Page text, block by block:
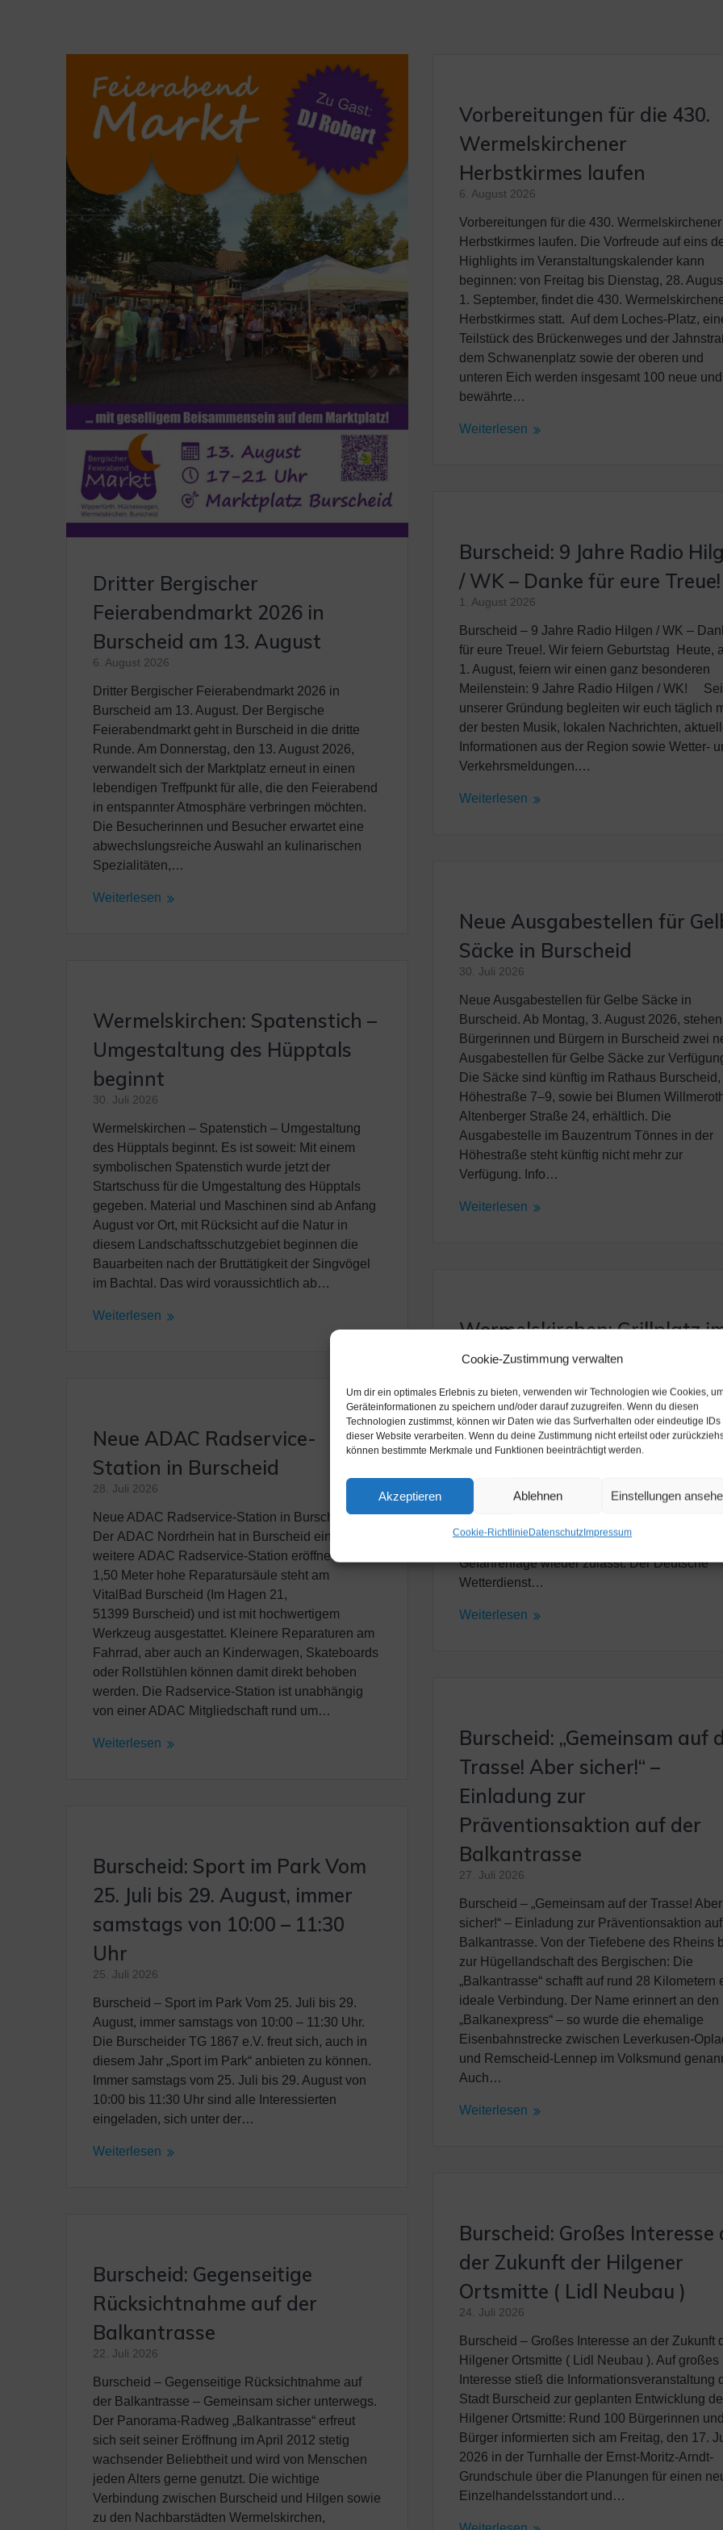
Cookie-Zustimmung verwalten
Um dir ein optimales Erlebnis zu bieten, verwenden wir Technologien wie Cookies,
Geräteinformationen zu speichern und/oder darauf zuzugreifen. Wenn du diesen
Technologien zustimmst, können wir Daten wie das Surfverhalten oder eindeutige IDs
dieser Website verarbeiten. Wenn du deine Zustimmung nicht erteilst oder
können bestimmte Merkmale und Funktionen beeinträchtigt werden.
Akzeptieren Ablehnen Einstellungen
Cookie-RichtlinieDatenschutzImpressum
Dritter Bergischer
Feierabendmarkt 2026 in
Burscheid am 13. August
6. August 2026
Dritter Bergischer Feierabendmarkt 2026 in
Burscheid am 13. August. Der Bergische
Feierabendmarkt geht in Burscheid in die dritte
Runde. Am Donnerstag, den 13. August 2026,
verwandelt sich der Marktplatz erneut in einen
lebendigen Treffpunkt für alle, die den Feierabend
in entspannter Atmosphäre verbringen möchten.
Die Besucherinnen und Besucher erwartet eine
abwechslungsreiche Auswahl an kulinarischen
Spezialitäten,…
Weiterlesen
Vorbereitungen für die 430.
Wermelskirchener
Herbstkirmes laufen
6. August 2026
Vorbereitungen für die 430. Wermelskirchener
Herbstkirmes laufen. Die Vorfreude auf eins
Highlights im Veranstaltungskalender kann
beginnen: von Freitag bis Dienstag, 28.
1. September, findet die 430.
Herbstkirmes statt. Auf dem Loches-Platz,
Teilstück des Brückenweges und der
dem Schwanenplatz sowie der oberen und
unteren Eich werden insgesamt 100 neue und
bewährte…
Weiterlesen
Burscheid: 9 Jahre Radio
/ WK – Danke für eure Treue!
1. August 2026
Burscheid – 9 Jahre Radio Hilgen / WK –
für eure Treue!. Wir feiern Geburtstag Heute,
1. August, feiern wir einen ganz besonderen
Meilenstein: 9 Jahre Radio Hilgen / WK!
unserer Gründung begleiten wir euch täglich
der besten Musik, lokalen Nachrichten,
Informationen aus der Region sowie Wetter-
Verkehrsmeldungen.…
Weiterlesen
Neue Ausgabestellen für
Säcke in Burscheid
30. Juli 2026
Neue Ausgabestellen für Gelbe Säcke in
Burscheid. Ab Montag, 3. August 2026, stehen
Bürgerinnen und Bürgern in Burscheid zwei
Ausgabestellen für Gelbe Säcke zur
Die Säcke sind künftig im Rathaus Burscheid,
Höhestraße 7–9, sowie bei Blumen
Altenberger Straße 24, erhältlich. Die
Ausgabestelle im Bauzentrum Tönnes in der
Höhestraße steht künftig nicht mehr zur
Verfügung. Info…
Weiterlesen
Wermelskirchen: Spatenstich –
Umgestaltung des Hüpptals
beginnt
30. Juli 2026
Wermelskirchen – Spatenstich – Umgestaltung
des Hüpptals beginnt. Es ist soweit: Mit einem
symbolischen Spatenstich wurde jetzt der
Startschuss für die Umgestaltung des Hüpptals
gegeben. Material und Maschinen sind ab Anfang
August vor Ort, mit Rücksicht auf die Natur in
diesem Landschaftsschutzgebiet beginnen die
Bauarbeiten nach der Bruttätigkeit der Singvögel
im Bachtal. Das wird voraussichtlich ab…
Weiterlesen
Wermelskirchen: Grillplatz
Eifgen vorerst gesperrt
Wermelskirchen – Grillplatz im Eifgen vorerst
gesperrt. Wichtige Info: Durch die Trockenheit
die hohen Temperaturen besteht derzeit eine
Wermelskirchen hat deshalb vorerst den
öffentlichen Grillplatz im Eifgen gesperrt!
Gefahrenlage wieder zulässt. Der Deutsche
Wetterdienst…
Weiterlesen
Neue ADAC Radservice-
Station in Burscheid
28. Juli 2026
Neue ADAC Radservice-Station in Burscheid.
Der ADAC Nordrhein hat in Burscheid eine
weitere ADAC Radservice-Station eröffnet. Die
1,50 Meter hohe Reparatursäule steht am
VitalBad Burscheid (Im Hagen 21,
51399 Burscheid) und ist mit hochwertigem
Werkzeug ausgestattet. Kleinere Reparaturen am
Fahrrad, aber auch an Kinderwagen, Skateboards
oder Rollstühlen können damit direkt behoben
werden. Die Radservice-Station ist unabhängig
von einer ADAC Mitgliedschaft rund um…
Weiterlesen
Burscheid: „Gemeinsam auf
Trasse! Aber sicher!“ –
Einladung zur
Präventionsaktion auf der
Balkantrasse
27. Juli 2026
Burscheid – „Gemeinsam auf der Trasse! Aber
sicher!“ – Einladung zur Präventionsaktion
Balkantrasse. Von der Tiefebene des Rheins
zur Hügellandschaft des Bergischen: Die
„Balkantrasse“ schafft auf rund 28 Kilometern
ideale Verbindung. Der Name erinnert an den
„Balkanexpress“ – so wurde die ehemalige
Eisenbahnstrecke zwischen Leverkusen-
und Remscheid-Lennep im Volksmund
Auch…
Weiterlesen
Burscheid: Sport im Park Vom
25. Juli bis 29. August, immer
samstags von 10:00 – 11:30
Uhr
25. Juli 2026
Burscheid – Sport im Park Vom 25. Juli bis 29.
August, immer samstags von 10:00 – 11:30 Uhr.
Die Burscheider TG 1867 e.V. freut sich, auch in
diesem Jahr „Sport im Park“ anbieten zu können.
Immer samstags vom 25. Juli bis 29. August von
10:00 bis 11:30 Uhr sind alle Interessierten
eingeladen, sich unter der…
Weiterlesen
Burscheid: Großes Interesse
der Zukunft der Hilgener
Ortsmitte ( Lidl Neubau )
24. Juli 2026
Burscheid – Großes Interesse an der Zukunft
Hilgener Ortsmitte ( Lidl Neubau ). Auf großes
Interesse stieß die Informationsveranstaltung
Stadt Burscheid zur geplanten Entwicklung
Hilgener Ortsmitte: Rund 100 Bürgerinnen und
Bürger informierten sich am Freitag, den 17.
2026 in der Turnhalle der Ernst-Moritz-Arndt-
Grundschule über die Planungen für einen
Einzelhandelsstandort und…
Burscheid: Gegenseitige
Rücksichtnahme auf der
Balkantrasse
22. Juli 2026
Burscheid – Gegenseitige Rücksichtnahme auf
der Balkantrasse – Gemeinsam sicher unterwegs.
Der Panorama-Radweg „Balkantrasse“ erfreut
sich seit seiner Eröffnung im April 2012 stetig
wachsender Beliebtheit und wird von Menschen
jeden Alters gerne genutzt. Die wichtige
Verbindung zwischen Burscheid und Hilgen sowie
zu den Nachbarstädten Wermelskirchen,